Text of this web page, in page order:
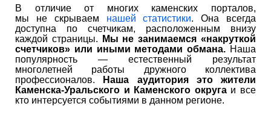
В отличие от многих каменских порталов,
мы не скрываем нашей статистики. Она всегда
доступна по счетчикам, расположенным внизу
каждой страницы.
Мы не занимаемся «накруткой
счетчиков» или иными методами обмана. Наша
популярность — естественный результат
многолетней работы дружного коллектива
профессионалов.
Наша аудитория это жители
Каменска-Уральского и Каменского округаи все
кто интерсуется событиями в данном регионе.